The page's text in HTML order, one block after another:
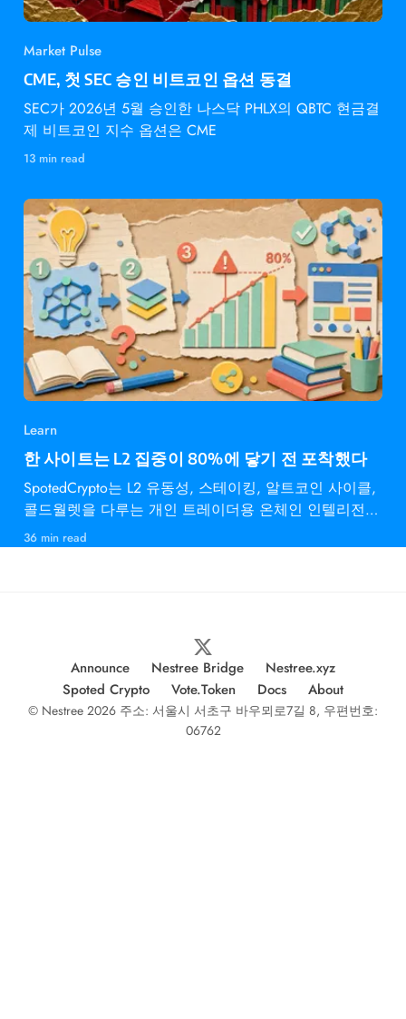
Market Pulse
CME, 첫 SEC 승인 비트코인 옵션 동결
SEC가 2026년 5월 승인한 나스닥 PHLX의 QBTC 현금결
제 비트코인 지수 옵션은 CME
13 min read
Learn
한 사이트는 L2 집중이 80%에 닿기 전 포착했다
SpotedCrypto는 L2 유동성, 스테이킹, 알트코인 사이클,
콜드월렛을 다루는 개인 트레이더용 온체인 인텔리전스
다.
36 min read
Announce Nestree Bridge
Nestree.xyz
Spoted Crypto
Vote.Token Docs About
© Nestree 2026 주소: 서울시 서초구 바우뫼로7길 8, 우편번호:
06762